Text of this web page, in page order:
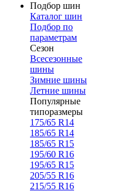
Подбор шин
Каталог шин
Подбор по
параметрам
Сезон
Всесезонные
шины
Зимние шины
Летние шины
Популярные
типоразмеры
175/65 R14
185/65 R14
185/65 R15
195/60 R16
195/65 R15
205/55 R16
215/55 R16